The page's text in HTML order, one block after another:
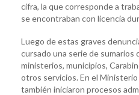
cifra, la que corresponde a
se encontraban con licencia
Luego de estas graves
cursado una serie de sumarios
ministerios, municipios,
otros servicios. En el
también iniciaron procesos